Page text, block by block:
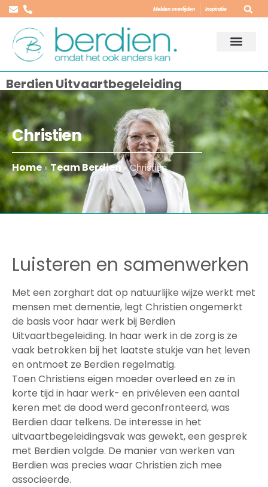
Melden overlijden Inspiratie
Berdien Uitvaartbegeleiding
Christien
Home»Team Berdien »Christien
Luisteren en samenwerken
Met een zorghart dat op natuurlijke wijze werkt met
mensen met dementie, legt Christien ongemerkt
de basis voor haar werk bij Berdien
Uitvaartbegeleiding. In haar werk in de zorg is ze
vaak betrokken bij het laatste stukje van het leven
en ontmoet ze Berdien regelmatig.
Toen Christiens eigen moeder overleed en ze in
korte tijd in haar werk- en privéleven een aantal
keren met de dood werd geconfronteerd, was
Berdien daar telkens. De interesse in het
uitvaartbegeleidingsvak was gewekt, een gesprek
met Berdien volgde. De manier van werken van
Berdien was precies waar Christien zich mee
associeerde.